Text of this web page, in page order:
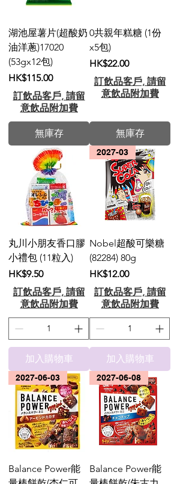
湖池屋薯片(超酸奶
油洋蔥)17020
(53gx12包)
價格
HK$115.00
訂飲品客戶, 請留
意飲品附加費
無庫存
0共親年糕糖 (1份
x5包)
價格
HK$22.00
訂飲品客戶, 請留
意飲品附加費
無庫存
丸川小朋友香口膠
小禮包 (11粒入)
價格
HK$9.50
訂飲品客戶, 請留
意飲品附加費
加入購物車
2027-03
Nobel超酸可樂糖
(82284) 80g
價格
HK$12.00
訂飲品客戶, 請留
意飲品附加費
加入購物車
2027-06-03
Balance Power能
2027-06-08
Balance Power能